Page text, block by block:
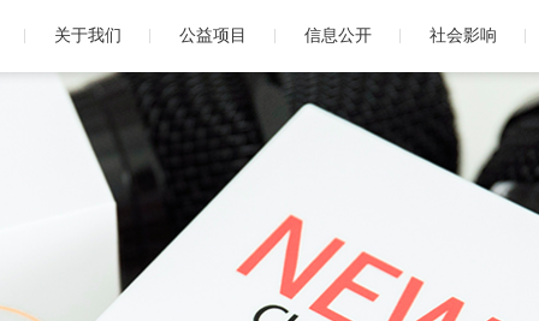
关于我们 公益项目 信息公开 社会影响